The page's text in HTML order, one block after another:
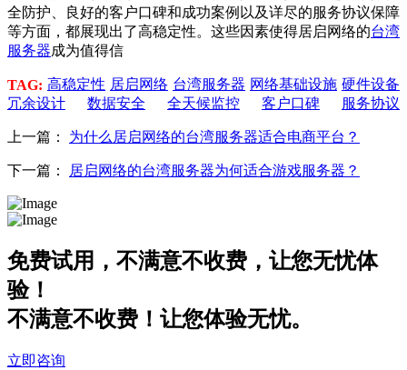
全防护、良好的客户口碑和成功案例以及详尽的服务协议保障
等方面，都展现出了高稳定性。这些因素使得居启网络的台湾
服务器成为值得信
TAG: 高稳定性 居启网络 台湾服务器 网络基础设施 硬件设备
冗余设计
数据安全 全天候监控 客户口碑 服务协议
上一篇： 为什么居启网络的台湾服务器适合电商平台？
下一篇： 居启网络的台湾服务器为何适合游戏服务器？
免费试用，不满意不收费，让您无忧体
验！
不满意不收费！让您体验无忧。
立即咨询